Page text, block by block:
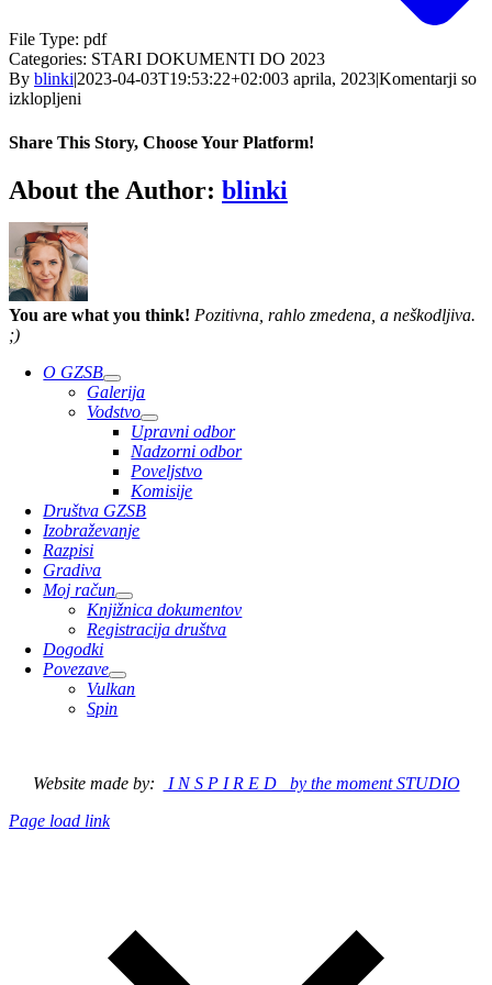
File Type: pdf
Categories: STARI DOKUMENTI DO 2023
By blinki|2023-04-03T19:53:22+02:003 aprila, 2023|Komentarji so
izklopljeni
6
Share This Story, Choose Your Platform!
Facebook
Twitter
Reddit
LinkedIn
WhatsApp
Telegram
Tumblr
Pinterest
Vk
Xing
Email
About the Author: blinki
You are what you think! Pozitivna, rahlo zmedena, a neškodljiva.
;)
O GZSB
Galerija
Vodstvo
Upravni odbor
Nadzorni odbor
Poveljstvo
Komisije
Društva GZSB
Izobraževanje
Razpisi
Gradiva
Moj račun
Knjižnica dokumentov
Registracija društva
Dogodki
Povezave
Vulkan
Spin
Website made by:
I N S P I R E D by the moment STUDIO
Page load link